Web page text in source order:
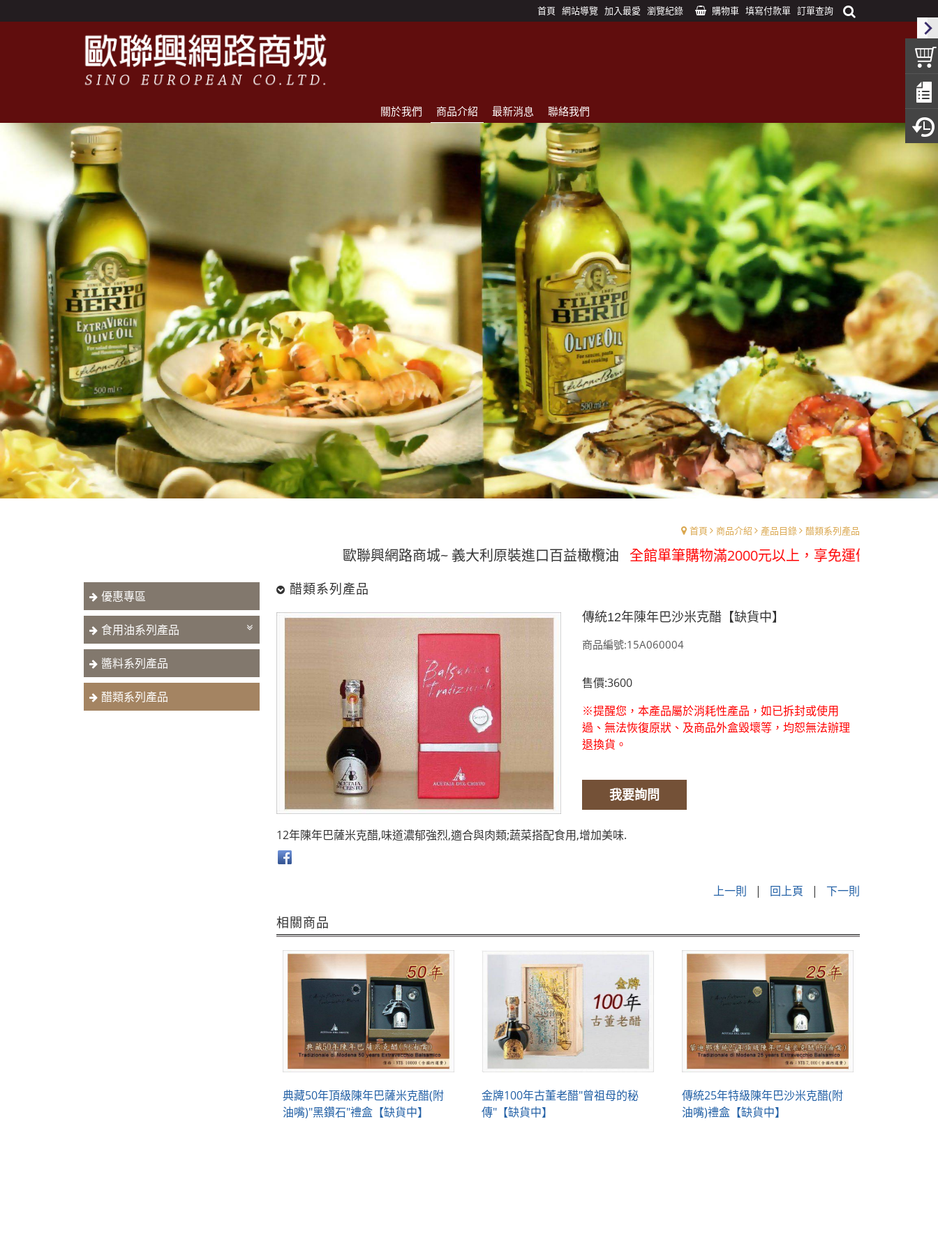
首頁 網站導覽 加入最愛 瀏覽紀錄 購物車 填寫付款單 訂單查詢
關於我們 商品介紹 最新消息 聯絡我們
首頁 商品介紹 產品目錄 醋類系列產品
歐聯興網路商城~ 義大利原裝進口百益橄欖油 全館單筆購物滿2000元以上，享免運優惠
優惠專區
食用油系列產品
醬料系列產品
醋類系列產品
醋類系列產品
傳統12年陳年巴沙米克醋【缺貨中】
商品編號:15A060004
售價:3600
※提醒您，本產品屬於消耗性產品，如已拆封或使用
過、無法恢復原狀、及商品外盒毀壞等，均恕無法辦理
退換貨。
我要詢問
12年陳年巴薩米克醋,味道濃郁強烈,適合與肉類;蔬菜搭配食用,增加美味.
上一則 | 回上頁 | 下一則
相關商品
典藏50年頂級陳年巴薩米克醋(附
油嘴)"黑鑽石"禮盒【缺貨中】
金牌100年古董老醋"曾祖母的秘
傳"【缺貨中】
傳統25年特級陳年巴沙米克醋(附
油嘴)禮盒【缺貨中】